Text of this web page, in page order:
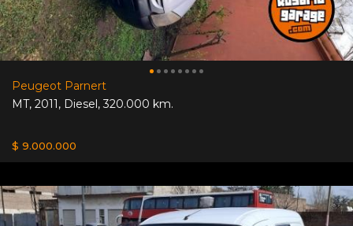
Peugeot Parnert
MT, 2011, Diesel,320.000 km.
$ 9.000.000